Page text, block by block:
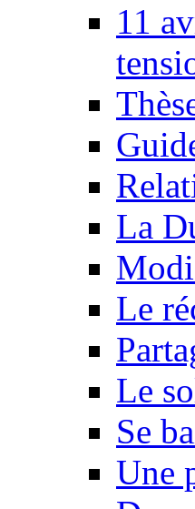
11
La
Le
Le
Se
Une